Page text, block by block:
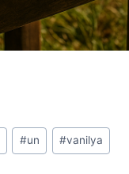
#un #vanilya